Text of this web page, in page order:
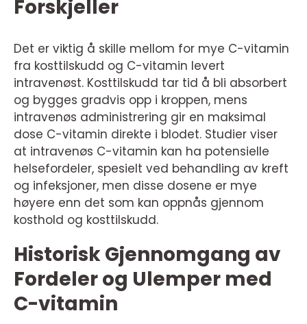
Forskjeller
Det er viktig å skille mellom for mye C-vitamin
fra kosttilskudd og C-vitamin levert
intravenøst. Kosttilskudd tar tid å bli absorbert
og bygges gradvis opp i kroppen, mens
intravenøs administrering gir en maksimal
dose C-vitamin direkte i blodet. Studier viser
at intravenøs C-vitamin kan ha potensielle
helsefordeler, spesielt ved behandling av kreft
og infeksjoner, men disse dosene er mye
høyere enn det som kan oppnås gjennom
kosthold og kosttilskudd.
Historisk Gjennomgang av
Fordeler og Ulemper med
C-vitamin